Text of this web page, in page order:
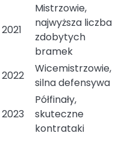
2021
Mistrzowie,
najwyższa liczba
zdobytych
bramek
2022
Wicemistrzowie,
silna defensywa
2023
Półfinały,
skuteczne
kontrataki